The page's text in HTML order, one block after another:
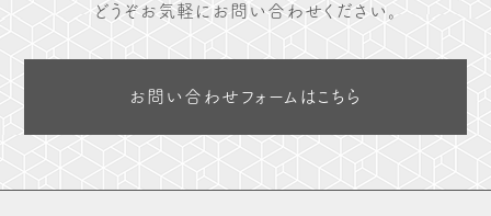
どうぞお気軽にお問い合わせください。
お問い合わせフォームはこちら